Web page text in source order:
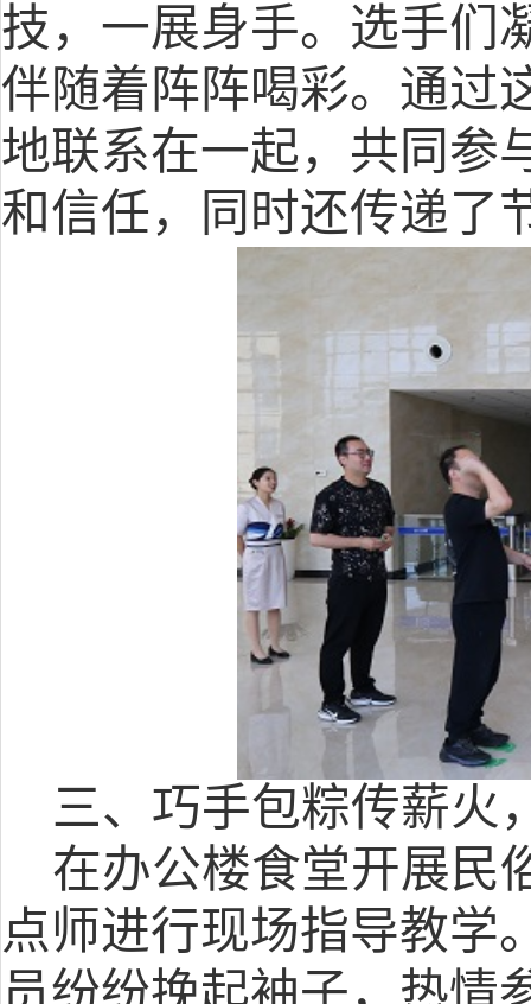
技，一展身手。选手们
伴随着阵阵喝彩。 通过
地联系在一起，共同参
和信任，同时还传递了
三、 巧手包粽传薪火
在办公楼食堂开展 民
点师进行现场指导教学